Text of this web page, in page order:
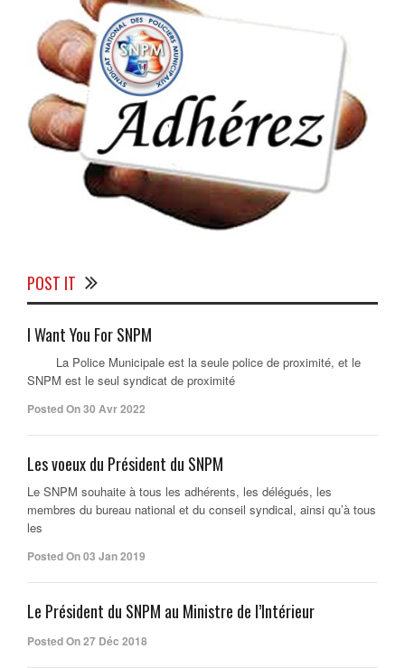
POST IT
I Want You For SNPM
La Police Municipale est la seule police de proximité, et le
SNPM est le seul syndicat de proximité
Posted On 30 Avr 2022
Les voeux du Président du SNPM
Le SNPM souhaite à tous les adhérents, les délégués, les
membres du bureau national et du conseil syndical, ainsi qu’à tous
les
Posted On 03 Jan 2019
Le Président du SNPM au Ministre de l’Intérieur
Posted On 27 Déc 2018